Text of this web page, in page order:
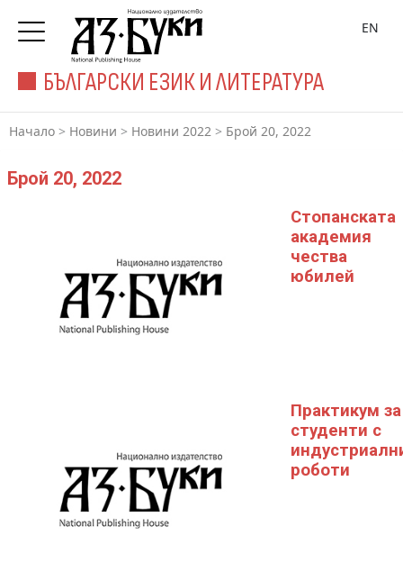
БЪЛГАРСКИ ЕЗИК И ЛИТЕРАТУРА
EN
Начало > Новини > Новини 2022 > Брой 20, 2022
Брой 20, 2022
Стопанската
академия
чества
юбилей
Практикум за
студенти с
роботи